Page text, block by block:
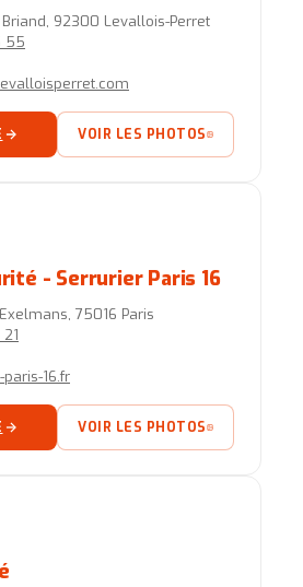
Briand, 92300 Levallois-Perret
55
VOIR LES PHOTOS
- Serrurier Paris 16
75016 Paris
16.fr
VOIR LES PHOTOS